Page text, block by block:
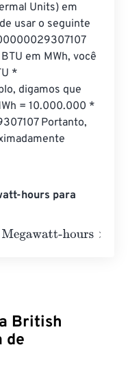
Units) em
usar o seguinte
em MWh, você
*
digamos que
= 10.000.000 *
Portanto,
hours para
hours×
British
de